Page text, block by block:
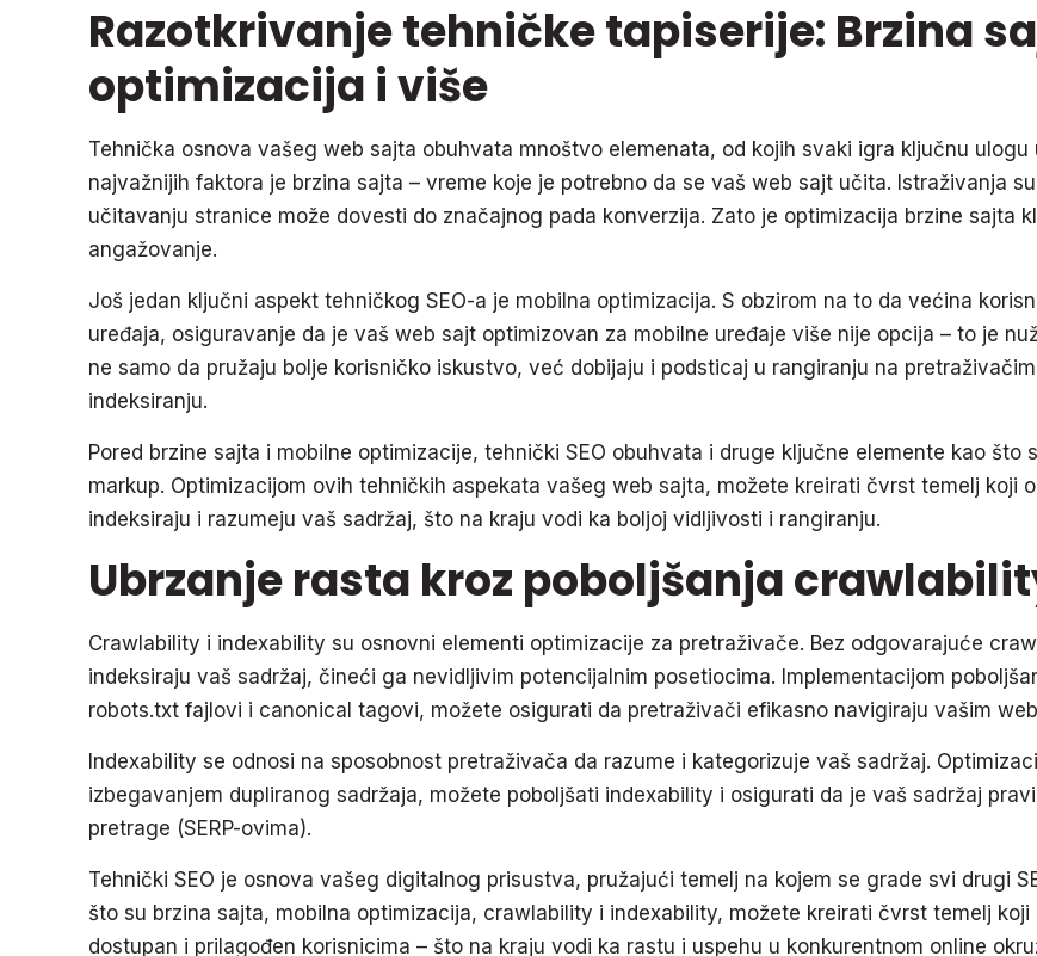
Razotkrivanje tehničke tapiserije: Brzina
optimizacija i više
Tehnička osnova vašeg web sajta obuhvata mnoštvo elemenata, od kojih svaki igra ključnu
najvažnijih faktora je brzina sajta – vreme koje je potrebno da se vaš web sajt učita. Istraživanja
učitavanju stranice može dovesti do značajnog pada konverzija. Zato je optimizacija brzine sajta
angažovanje.
Još jedan ključni aspekt tehničkog SEO-a je mobilna optimizacija. S obzirom na to da većina
uređaja, osiguravanje da je vaš web sajt optimizovan za mobilne uređaje više nije opcija – to je
ne samo da pružaju bolje korisničko iskustvo, već dobijaju i podsticaj u rangiranju na
indeksiranju.
Pored brzine sajta i mobilne optimizacije, tehnički SEO obuhvata i druge ključne elemente kao
markup. Optimizacijom ovih tehničkih aspekata vašeg web sajta, možete kreirati čvrst temelj koji
indeksiraju i razumeju vaš sadržaj, što na kraju vodi ka boljoj vidljivosti i rangiranju.
Ubrzanje rasta kroz poboljšanja
Crawlability i indexability su osnovni elementi optimizacije za pretraživače. Bez odgovarajuće
indeksiraju vaš sadržaj, čineći ga nevidljivim potencijalnim posetiocima. Implementacijom
robots.txt fajlovi i canonical tagovi, možete osigurati da pretraživači efikasno navigiraju vašim
Indexability se odnosi na sposobnost pretraživača da razume i kategorizuje vaš sadržaj.
izbegavanjem dupliranog sadržaja, možete poboljšati indexability i osigurati da je vaš sadržaj
pretrage (SERP-ovima).
Tehnički SEO je osnova vašeg digitalnog prisustva, pružajući temelj na kojem se grade svi drugi
što su brzina sajta, mobilna optimizacija, crawlability i indexability, možete kreirati čvrst temelj
dostupan i prilagođen korisnicima – što na kraju vodi ka rastu i uspehu u konkurentnom online